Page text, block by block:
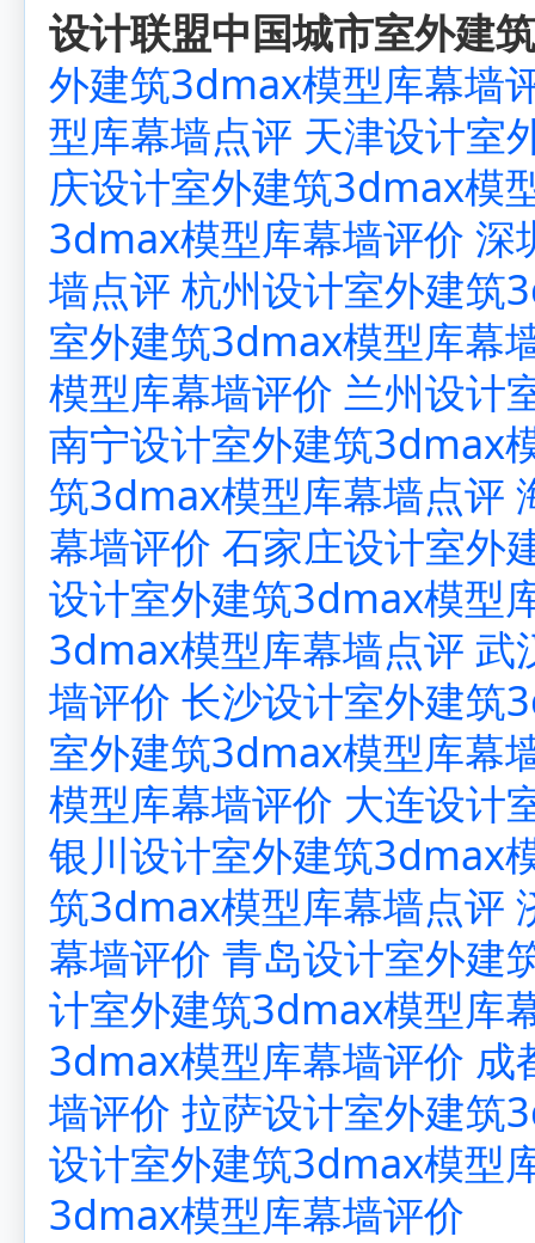
设计联盟中国城市室外建
外建筑3dmax模型库幕墙
型库幕墙点评 天津设计室
庆设计室外建筑3dmax模
3dmax模型库幕墙评价 深
墙点评 杭州设计室外建筑
室外建筑3dmax模型库幕
模型库幕墙评价 兰州设计
南宁设计室外建筑3dmax
筑3dmax模型库幕墙点评
幕墙评价 石家庄设计室外
设计室外建筑3dmax模型
3dmax模型库幕墙点评 武
墙评价 长沙设计室外建筑
室外建筑3dmax模型库幕
模型库幕墙评价 大连设计
银川设计室外建筑3dmax
筑3dmax模型库幕墙点评
幕墙评价 青岛设计室外建
计室外建筑3dmax模型库
3dmax模型库幕墙评价 成
墙评价 拉萨设计室外建筑
设计室外建筑3dmax模型
3dmax模型库幕墙评价